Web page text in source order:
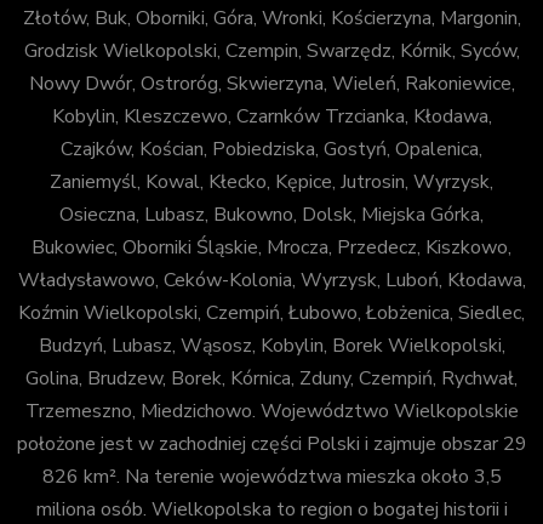
Złotów, Buk, Oborniki, Góra, Wronki, Kościerzyna, Margonin,
Grodzisk Wielkopolski, Czempin, Swarzędz, Kórnik, Syców,
Nowy Dwór, Ostroróg, Skwierzyna, Wieleń, Rakoniewice,
Kobylin, Kleszczewo, Czarnków Trzcianka, Kłodawa,
Czajków, Kościan, Pobiedziska, Gostyń, Opalenica,
Zaniemyśl, Kowal, Kłecko, Kępice, Jutrosin, Wyrzysk,
Osieczna, Lubasz, Bukowno, Dolsk, Miejska Górka,
Bukowiec, Oborniki Śląskie, Mrocza, Przedecz, Kiszkowo,
Władysławowo, Ceków-Kolonia, Wyrzysk, Luboń, Kłodawa,
Koźmin Wielkopolski, Czempiń, Łubowo, Łobżenica, Siedlec,
Budzyń, Lubasz, Wąsosz, Kobylin, Borek Wielkopolski,
Golina, Brudzew, Borek, Kórnica, Zduny, Czempiń, Rychwał,
Trzemeszno, Miedzichowo. Województwo Wielkopolskie
położone jest w zachodniej części Polski i zajmuje obszar 29
826 km². Na terenie województwa mieszka około 3,5
miliona osób. Wielkopolska to region o bogatej historii i